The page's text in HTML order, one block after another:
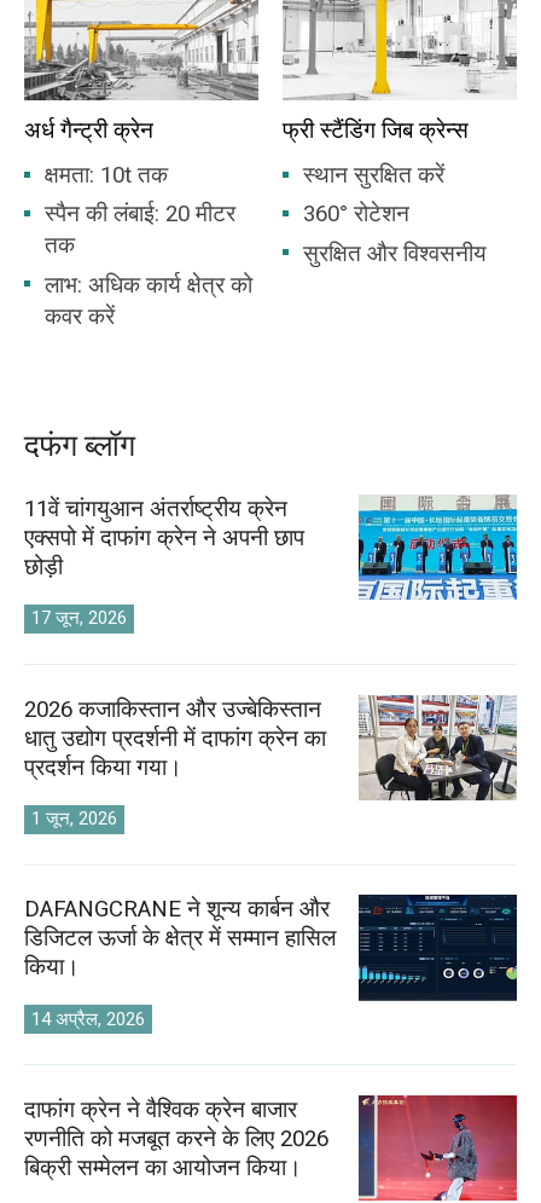
अर्ध गैन्ट्री क्रेन
क्षमता: 10t तक
स्पैन की लंबाई: 20 मीटर
तक
लाभ: अधिक कार्य क्षेत्र को
कवर करें
फ्री स्टैंडिंग जिब क्रेन्स
स्थान सुरक्षित करें
360° रोटेशन
सुरक्षित और विश्वसनीय
दफंग ब्लॉग
11वें चांगयुआन अंतर्राष्ट्रीय क्रेन
एक्सपो में दाफांग क्रेन ने अपनी छाप
छोड़ी
17 जून, 2026
2026 कजाकिस्तान और उज्बेकिस्तान
धातु उद्योग प्रदर्शनी में दाफांग क्रेन का
प्रदर्शन किया गया।
1 जून, 2026
DAFANGCRANE ने शून्य कार्बन और
डिजिटल ऊर्जा के क्षेत्र में सम्मान हासिल
किया।
14 अप्रैल, 2026
दाफांग क्रेन ने वैश्विक क्रेन बाजार
रणनीति को मजबूत करने के लिए 2026
बिक्री सम्मेलन का आयोजन किया।